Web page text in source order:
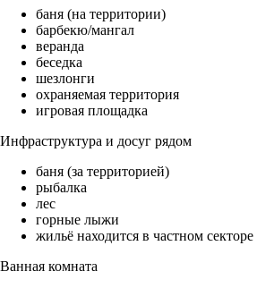
баня (на территории)
барбекю/мангал
веранда
беседка
шезлонги
охраняемая территория
игровая площадка
Инфраструктура и досуг рядом
баня (за территорией)
рыбалка
лес
горные лыжи
жильё находится в частном секторе
Ванная комната